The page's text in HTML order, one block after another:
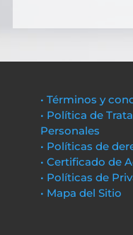
• Términos y
• Política de
Personales
• Políticas de
• Certificado de
• Políticas de
• Mapa del Sitio